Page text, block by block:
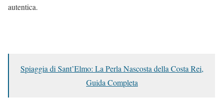
autentica.
Spiaggia di Sant’Elmo: La Perla Nascosta della Costa Rei,
Guida Completa